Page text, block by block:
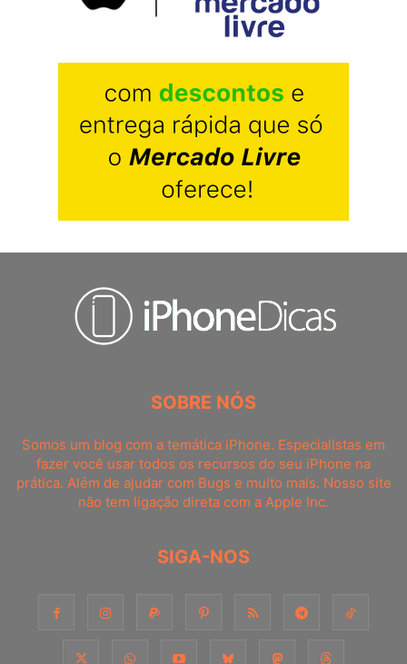
SOBRE NÓS
Somos um blog com a temática iPhone. Especialistas em
fazer você usar todos os recursos do seu iPhone na
prática. Além de ajudar com Bugs e muito mais. Nosso site
não tem ligação direta com a Apple Inc.
SIGA-NOS